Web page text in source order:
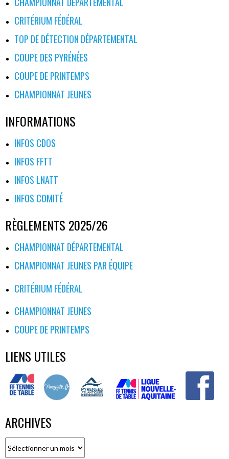
ARTICLES
CRITÉRIUM FÉDÉRAL
TOP DE DÉTECTION DÉPARTEMENTAL
COUPE DES PYRÉNÉES
COUPE DE PRINTEMPS
CHAMPIONNAT JEUNES
INFORMATIONS
INFOS CDOS
INFOS FFTT
INFOS LNATT
INFOS COMITÉ
RÈGLEMENTS 2025/26
CHAMPIONNAT DÉPARTEMENTAL
CHAMPIONNAT JEUNES PAR ÉQUIPE
CRITÉRIUM FÉDÉRAL
CHAMPIONNAT JEUNES
COUPE DE PRINTEMPS
LIENS UTILES
ARCHIVES